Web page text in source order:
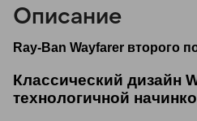
Описание
Ray-Ban Wayfarer второго
Классический дизайн
технологичной